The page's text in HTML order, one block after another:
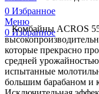
0 Избранное
Меню
0 Избранное
Комбайны ACROS
которые прекрасно
средней
испытанные
большим барабаном и